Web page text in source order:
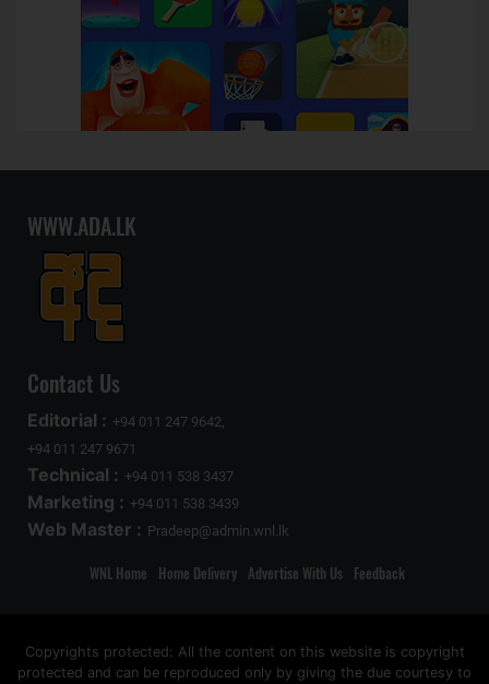
WWW.ADA.LK
Contact Us
Editorial : +94 011 247 9642,
+94 011 247 9671
Technical : +94 011 538 3437
Marketing : +94 011 538 3439
Web Master : Pradeep@admin.wnl.lk
WNL Home Home Delivery Advertise With Us Feedback
Copyrights protected: All the content on this website is copyright
protected and can be reproduced only by giving the due courtesy to